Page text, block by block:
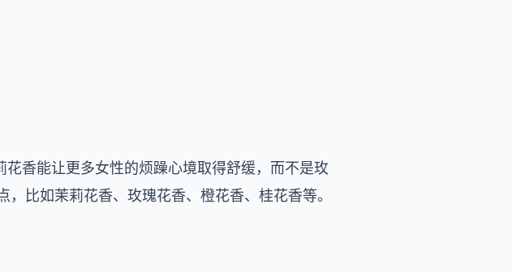
香能让更多女性的烦躁心境取得舒缓，而不是玫
比如茉莉花香、玫瑰花香、橙花香、桂花香等。